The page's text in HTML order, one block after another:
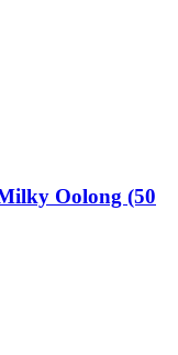
Oolong (50